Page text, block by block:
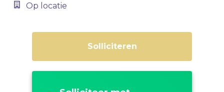
Op locatie
Solliciteren